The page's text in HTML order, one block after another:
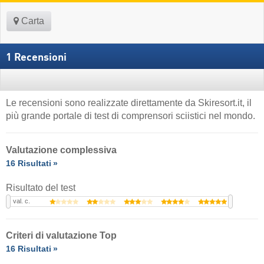
Carta
1 Recensioni
Le recensioni sono realizzate direttamente da Skiresort.it, il
più grande portale di test di comprensori sciistici nel mondo.
Valutazione complessiva
16 Risultati
Risultato del test
val. c.
Criteri di valutazione Top
16 Risultati